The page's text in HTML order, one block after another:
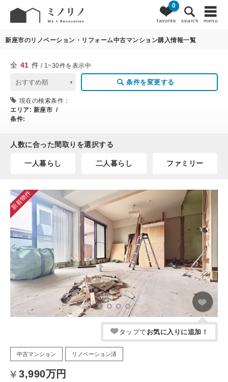
favorite
0
search menu
41 条件変更
新座市のリノベーション・リフォーム中古マンション購入情報一覧
全 41 件 / 1~30件を表示中
条件を変更する
現在の検索条件：
エリア: 新座市 /
条件:
人数に合った間取りを選択する
一人暮らし 二人暮らし ファミリー
新着物件
タップでお気に入りに追加！
中古マンション リノベーション済
3,990万円